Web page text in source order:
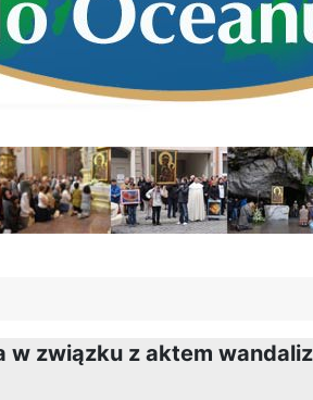
w związku z aktem